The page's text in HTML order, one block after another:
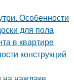
Особенности
для пола
в квартире
конструкций